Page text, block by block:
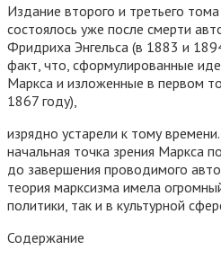
Издание второго и третьего
состоялось уже после смерти
Фридриха Энгельса (в 1883 и
факт, что, сформулированные
Маркса и изложенные в первом
1867 году),
изрядно устарели к тому
начальная точка зрения Маркса
до завершения проводимого
теория марксизма имела
политики, так и в культурной
Содержание